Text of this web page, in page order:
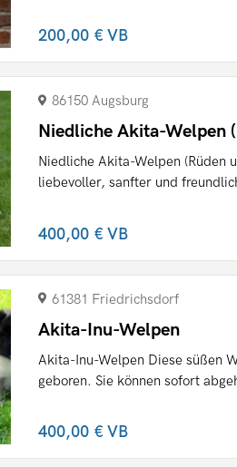
200,00 €VB
86150 Augsburg
Niedliche Akita-Welpen
Niedliche Akita-Welpen (Rüden
liebevoller, sanfter und
400,00 €VB
61381 Friedrichsdorf
Akita-Inu-Welpen
Akita-Inu-Welpen Diese süßen
geboren. Sie können sofort
400,00 €VB